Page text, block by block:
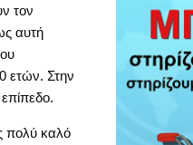
τον
αυτή
ετών. Στην
πολύ καλό